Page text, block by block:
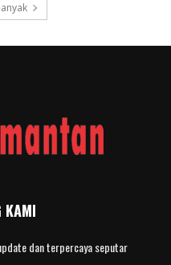
KAMI
dan terpercaya seputar